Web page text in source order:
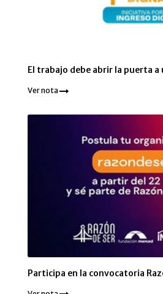
El trabajo debe abrir la puerta a
Ver nota
Participa en la convocatoria